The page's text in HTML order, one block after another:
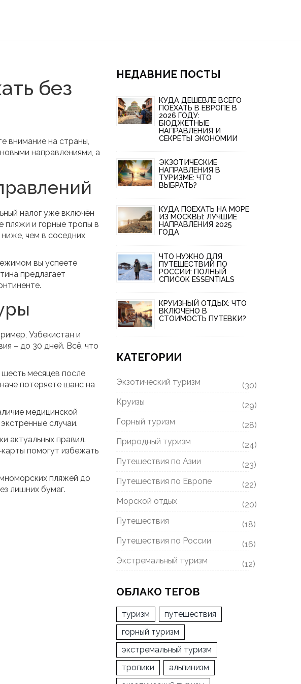
без
внимание на страны,
направлениями, а
налог уже включён
пляжи и горные тропы в
чем в соседних
вы успеете
предлагает
Узбекистан и
– до 30 дней. Всё, что
месяцев после
потеряете шанс на
медицинской
случаи.
актуальных правил.
помогут избежать
пляжей до
лишних бумаг.
НЕДАВНИЕ ПОСТЫ
КУДА ДЕШЕВЛЕ ВСЕГО
ПОЕХАТЬ В ЕВРОПЕ В
2026 ГОДУ:
БЮДЖЕТНЫЕ
НАПРАВЛЕНИЯ И
СЕКРЕТЫ ЭКОНОМИИ
ЭКЗОТИЧЕСКИЕ
НАПРАВЛЕНИЯ В
ТУРИЗМЕ: ЧТО
ВЫБРАТЬ?
КУДА ПОЕХАТЬ НА МОРЕ
ИЗ МОСКВЫ: ЛУЧШИЕ
НАПРАВЛЕНИЯ 2025
ГОДА
ЧТО НУЖНО ДЛЯ
ПУТЕШЕСТВИЙ ПО
РОССИИ: ПОЛНЫЙ
СПИСОК ESSENTIALS
КРУИЗНЫЙ ОТДЫХ: ЧТО
ВКЛЮЧЕНО В
СТОИМОСТЬ ПУТЕВКИ?
КАТЕГОРИИ
Экзотический туризм
(30)
Круизы
(29)
Горный туризм
(28)
Природный туризм
(24)
Путешествия по Азии
(23)
Путешествия по Европе
(22)
Морской отдых
(20)
Путешествия
(18)
Путешествия по России
(16)
Экстремальный туризм
(12)
ОБЛАКО ТЕГОВ
туризм
путешествия
горный туризм
экстремальный туризм
тропики
альпинизм